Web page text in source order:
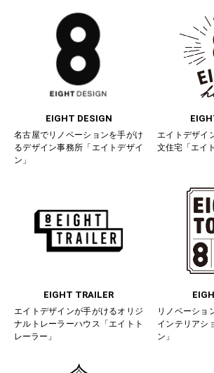
EIGHT DESIGN
名古屋でリノベーションを手がけ
るデザイン事務所「エイトデザイ
ン」
エイトデザイ
文住宅「エイ
EIGHT TRAILER
エイトデザインが手がけるオリジ
ナルトレーラーハウス「エイトト
レーラー」
リノベーショ
インテリアシ
ン」